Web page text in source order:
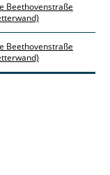
Beethovenstraße
Beethovenstraße